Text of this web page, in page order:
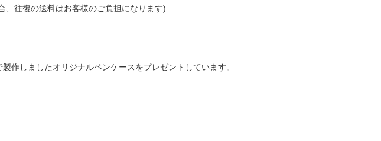
、往復の送料はお客様のご負担になります)
作しましたオリジナルペンケースをプレゼントしています。